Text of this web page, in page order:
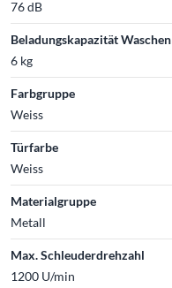
76 dB
Beladungskapazität Waschen
6 kg
Farbgruppe
Weiss
Türfarbe
Weiss
Materialgruppe
Metall
Max. Schleuderdrehzahl
1200 U/min